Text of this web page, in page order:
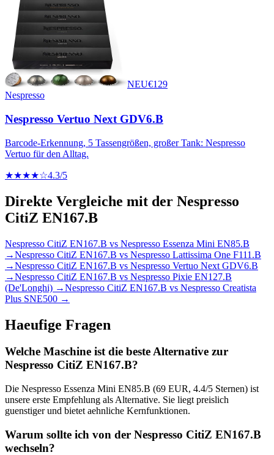
NEU€129
Nespresso
Nespresso Vertuo Next GDV6.B
Barcode-Erkennung, 5 Tassengrößen, großer Tank: Nespresso
Vertuo für den Alltag.
★★★★☆4.3/5
Direkte Vergleiche mit der Nespresso
CitiZ EN167.B
Nespresso CitiZ EN167.B vs Nespresso Essenza Mini EN85.B
→Nespresso CitiZ EN167.B vs Nespresso Lattissima One F111.B
→Nespresso CitiZ EN167.B vs Nespresso Vertuo Next GDV6.B
→Nespresso CitiZ EN167.B vs Nespresso Pixie EN127.B
(De'Longhi) →Nespresso CitiZ EN167.B vs Nespresso Creatista
Plus SNE500 →
Haeufige Fragen
Welche Maschine ist die beste Alternative zur
Nespresso CitiZ EN167.B?
Die Nespresso Essenza Mini EN85.B (69 EUR, 4.4/5 Sternen) ist
unsere erste Empfehlung als Alternative. Sie liegt preislich
guenstiger und bietet aehnliche Kernfunktionen.
Warum sollte ich von der Nespresso CitiZ EN167.B
wechseln?